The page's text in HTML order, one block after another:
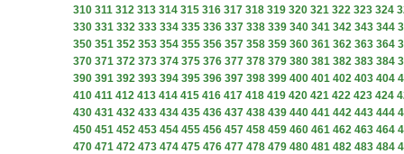
310 311 312 313 314 315 316 317 318 319 320 321 322 323 324
330 331 332 333 334 335 336 337 338 339 340 341 342 343 344
350 351 352 353 354 355 356 357 358 359 360 361 362 363 364
370 371 372 373 374 375 376 377 378 379 380 381 382 383 384
390 391 392 393 394 395 396 397 398 399 400 401 402 403 404
410 411 412 413 414 415 416 417 418 419 420 421 422 423 424
430 431 432 433 434 435 436 437 438 439 440 441 442 443 444
450 451 452 453 454 455 456 457 458 459 460 461 462 463 464
470 471 472 473 474 475 476 477 478 479 480 481 482 483 484